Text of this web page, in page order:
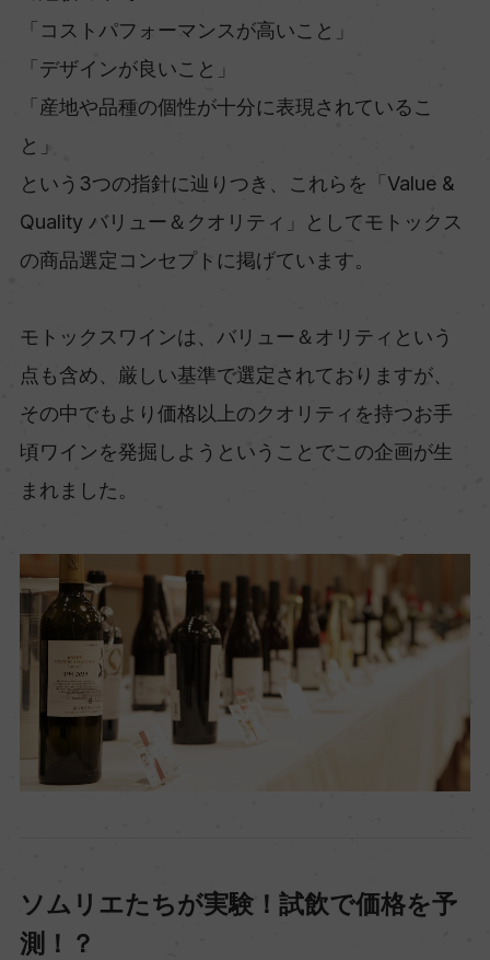
「コストパフォーマンスが高いこと」
「デザインが良いこと」
「産地や品種の個性が十分に表現されているこ
と」
という3つの指針に辿りつき、これらを「Value &
Quality バリュー＆クオリティ」としてモトックス
の商品選定コンセプトに掲げています。
モトックスワインは、バリュー＆オリティという
点も含め、厳しい基準で選定されておりますが、
その中でもより価格以上のクオリティを持つお手
頃ワインを発掘しようということでこの企画が生
まれました。
ソムリエたちが実験！試飲で価格を予
測！？